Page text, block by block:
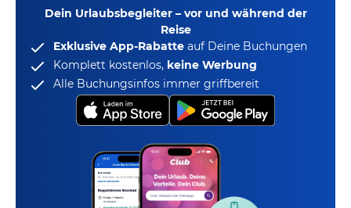
Dein Urlaubsbegleiter – vor und während der
Reise
Exklusive App-Rabatte auf Deine Buchungen
Komplett kostenlos, keine Werbung
Alle Buchungsinfos immer griffbereit